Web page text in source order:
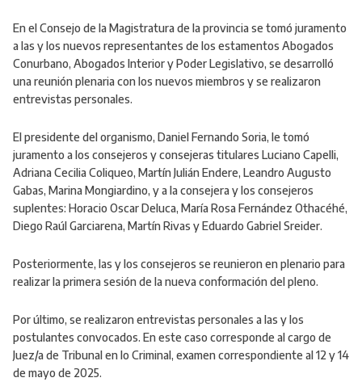
En el Consejo de la Magistratura de la provincia se tomó juramento
a las y los nuevos representantes de los estamentos Abogados
Conurbano, Abogados Interior y Poder Legislativo, se desarrolló
una reunión plenaria con los nuevos miembros y se realizaron
entrevistas personales.
El presidente del organismo, Daniel Fernando Soria, le tomó
juramento a los consejeros y consejeras titulares Luciano Capelli,
Adriana Cecilia Coliqueo, Martín Julián Endere, Leandro Augusto
Gabas, Marina Mongiardino, y a la consejera y los consejeros
suplentes: Horacio Oscar Deluca, María Rosa Fernández Othacéhé,
Diego Raúl Garciarena, Martín Rivas y Eduardo Gabriel Sreider.
Posteriormente, las y los consejeros se reunieron en plenario para
realizar la primera sesión de la nueva conformación del pleno.
Por último, se realizaron entrevistas personales a las y los
postulantes convocados. En este caso corresponde al cargo de
Juez/a de Tribunal en lo Criminal, examen correspondiente al 12 y 14
de mayo de 2025.